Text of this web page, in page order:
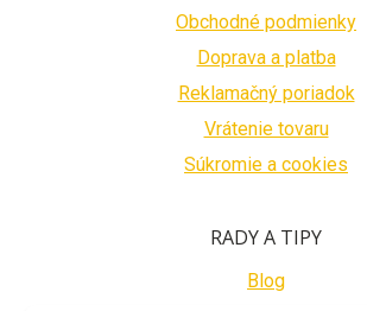
Obchodné podmienky
Doprava a platba
Reklamačný poriadok
Vrátenie tovaru
Súkromie a cookies
RADY A TIPY
Blog